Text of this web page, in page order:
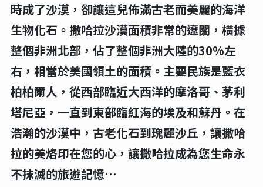
時成了沙漠，卻讓這兒佈滿古老而美麗的海洋
生物化石。撒哈拉沙漠面積非常的遼闊，橫據
整個非洲北部，佔了整個非洲大陸的30%左
右，相當於美國領土的面積。主要民族是藍衣
柏柏爾人，從西部臨近大西洋的摩洛哥、茅利
塔尼亞，一直到東部臨紅海的埃及和蘇丹。在
浩瀚的沙漠中，古老化石到瑰麗沙丘，讓撒哈
拉的美烙印在您的心，讓撒哈拉成為您生命永
不抹滅的旅遊記憶…